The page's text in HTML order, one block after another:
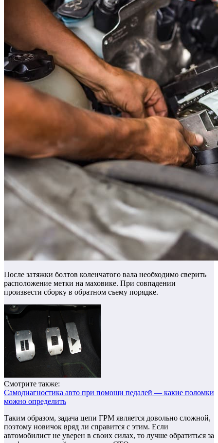
После затяжки болтов коленчатого вала необходимо сверить
расположение метки на маховике. При совпадении
произвести сборку в обратном съему порядке.
Смотрите также:
Самодиагностика авто при помощи педалей — какие поломки
можно определить
Таким образом, задача цепи ГРМ является довольно сложной,
поэтому новичок вряд ли справится с этим. Если
автомобилист не уверен в своих силах, то лучше обратиться за